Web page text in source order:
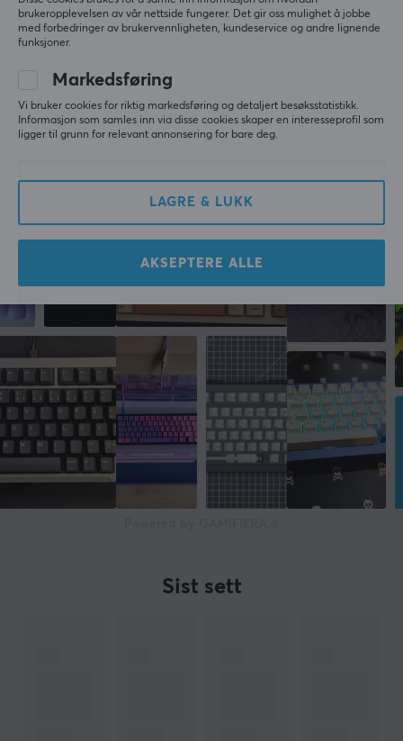
Svart
Produsentens garanti
2 års garanti
Basert på 0 vurderinger
3
0%
2
0%
SKRIV ANMELDELSE
Mer fra vårt fellesskap
Sist sett
brukeropplevelsen av vår nettside fungerer. Det gir oss mulighet å jobbe
med forbedringer av brukervennligheten, kundeservice og andre lignende
funksjoner.
Markedsføring
Vi bruker cookies for riktig markedsføring og detaljert besøksstatistikk.
Informasjon som samles inn via disse cookies skaper en interesseprofil som
ligger til grunn for relevant annonsering for bare deg.
LAGRE & LUKK
AKSEPTERE ALLE